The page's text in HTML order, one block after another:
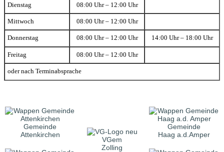
Dienstag 08:00 Uhr – 12:00 Uhr
Mittwoch 08:00 Uhr – 12:00 Uhr
Donnerstag 08:00 Uhr – 12:00 Uhr 14:00 Uhr – 18:00 Uhr
Freitag 08:00 Uhr – 12:00 Uhr
oder nach Terminabsprache
Gemeinde
Attenkirchen
VGem
Zolling
Gemeinde
Haag a.d.Amper